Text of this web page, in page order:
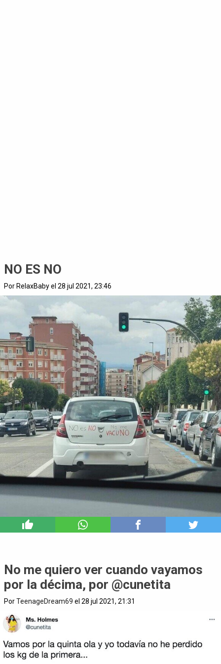
NO ES NO
Por RelaxBaby el 28 jul 2021, 23:46
No me quiero ver cuando vayamos
por la décima, por @cunetita
PorTeenageDream69 el 28 jul 2021, 21:31